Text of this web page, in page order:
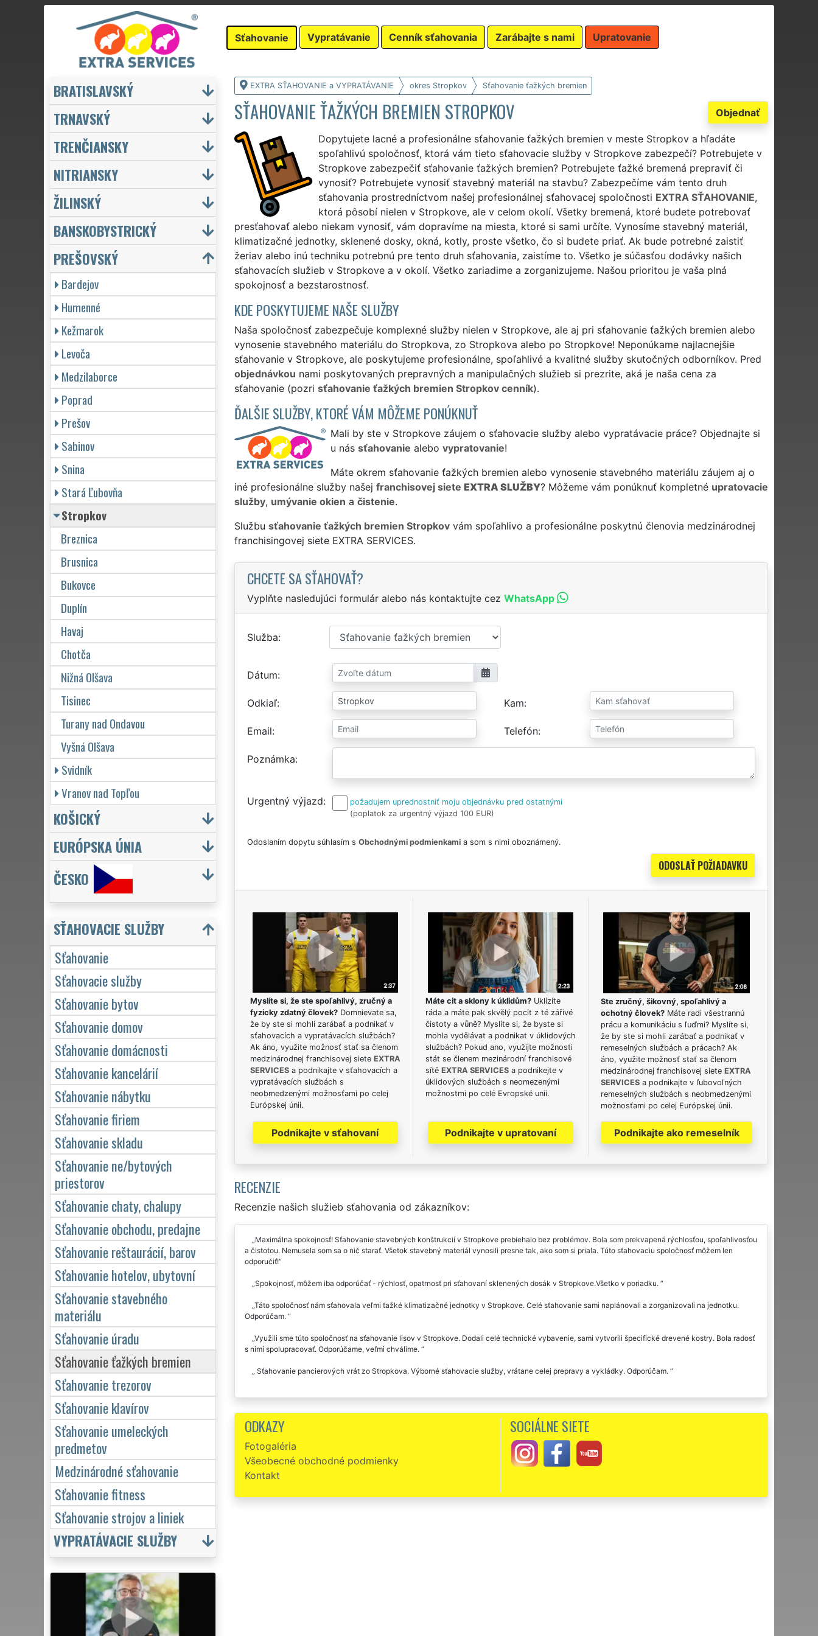
Sťahovanie Vypratávanie Cenník sťahovania Zarábajte s nami Upratovanie
EXTRA SŤAHOVANIE a VYPRATÁVANIE okres Stropkov Sťahovanie ťažkých bremien
Objednať
SŤAHOVANIE ŤAŽKÝCH BREMIEN STROPKOV
Dopytujete lacné a profesionálne sťahovanie ťažkých bremien v meste Stropkov a hľadáte
spoľahlivú spoločnosť, ktorá vám tieto sťahovacie služby v Stropkove zabezpečí? Potrebujete v
Stropkove zabezpečiť sťahovanie ťažkých bremien? Potrebujete ťažké bremená prepraviť či
vynosiť? Potrebujete vynosiť stavebný materiál na stavbu? Zabezpečíme vám tento druh
sťahovania prostredníctvom našej profesionálnej sťahovacej spoločnosti EXTRA SŤAHOVANIE,
ktorá pôsobí nielen v Stropkove, ale v celom okolí. Všetky bremená, ktoré budete potrebovať
presťahovať alebo niekam vynosiť, vám dopravíme na miesta, ktoré si sami určíte. Vynosíme stavebný materiál,
klimatizačné jednotky, sklenené dosky, okná, kotly, proste všetko, čo si budete priať. Ak bude potrebné zaistiť
žeriav alebo inú techniku potrebnú pre tento druh sťahovania, zaistíme to. Všetko je súčasťou dodávky našich
sťahovacích služieb v Stropkove a v okolí. Všetko zariadime a zorganizujeme. Našou prioritou je vaša plná
spokojnosť a bezstarostnosť.
KDE POSKYTUJEME NAŠE SLUŽBY
Naša spoločnosť zabezpečuje komplexné služby nielen v Stropkove, ale aj pri sťahovanie ťažkých bremien alebo
vynosenie stavebného materiálu do Stropkova, zo Stropkova alebo po Stropkove! Neponúkame najlacnejšie
sťahovanie v Stropkove, ale poskytujeme profesionálne, spoľahlivé a kvalitné služby skutočných odborníkov. Pred
objednávkou nami poskytovaných prepravných a manipulačných služieb si prezrite, aká je naša cena za
sťahovanie (pozri sťahovanie ťažkých bremien Stropkov cenník).
ĎALŠIE SLUŽBY, KTORÉ VÁM MÔŽEME PONÚKNUŤ
Mali by ste v Stropkove záujem o sťahovacie služby alebo vypratávacie práce? Objednajte si
u nás sťahovanie alebo vypratovanie!
Máte okrem sťahovanie ťažkých bremien alebo vynosenie stavebného materiálu záujem aj o
iné profesionálne služby našej franchisovej siete EXTRA SLUŽBY? Môžeme vám ponúknuť kompletné upratovacie
služby, umývanie okien a čistenie.
Službu sťahovanie ťažkých bremien Stropkovvám spoľahlivo a profesionálne poskytnú členovia medzinárodnej
franchisingovej siete EXTRA SERVICES.
CHCETE SA SŤAHOVAŤ?
Vyplňte nasledujúci formulár alebo nás kontaktujte cez WhatsApp
Služba
Dátum
Odkiaľ Kam
Email Telefón
Poznámka
Urgentný výjazd
požadujem uprednostniť moju objednávku pred ostatnými
(poplatok za urgentný výjazd 100 EUR)
Odoslaním dopytu súhlasím s Obchodnými podmienkamia som s nimi oboznámený.
Myslíte si, že ste spoľahlivý, zručný a
fyzicky zdatný človek?Domnievate sa,
že by ste si mohli zarábať a podnikať v
sťahovacích a vypratávacích službách?
Ak áno, využite možnosť stať sa členom
medzinárodnej franchisovej siete EXTRA
SERVICESa podnikajte v sťahovacích a
vypratávacích službách s
neobmedzenými možnosťami po celej
Európskej únii.
Podnikajte v sťahovaní
Máte cit a sklony k úklidům?Uklízíte
ráda a máte pak skvělý pocit z té zářivé
čistoty a vůně? Myslíte si, že byste si
mohla vydělávat a podnikat v úklidových
službách? Pokud ano, využijte možnosti
stát se členem mezinárodní franchisové
sítě EXTRA SERVICESa podnikejte v
úklidových službách s neomezenými
možnostmi po celé Evropské unii.
Podnikajte v upratovaní
Ste zručný, šikovný, spoľahlivý a
ochotný človek? Máte radi všestrannú
prácu a komunikáciu s ľuďmi? Myslíte si,
že by ste si mohli zarábať a podnikať v
remeselných službách a prácach? Ak
áno, využite možnosť stať sa členom
medzinárodnej franchisovej siete EXTRA
SERVICES a podnikajte v ľubovoľných
remeselných službách s neobmedzenými
možnosťami po celej Európskej únii.
Podnikajte ako remeselník
RECENZIE
Recenzie našich služieb sťahovania od zákazníkov:
Maximálna spokojnosť! Sťahovanie stavebných konštrukcií v Stropkove prebiehalo bez problémov. Bola som prekvapená rýchlosťou, spoľahlivosťou
a čistotou. Nemusela som sa o nič starať. Všetok stavebný materiál vynosili presne tak, ako som si priala. Túto sťahovaciu spoločnosť môžem len
odporučiť!
Spokojnosť, môžem iba odporúčať - rýchlosť, opatrnosť pri sťahovaní sklenených dosák v Stropkove.Všetko v poriadku.
Táto spoločnosť nám sťahovala veľmi ťažké klimatizačné jednotky v Stropkove. Celé sťahovanie sami naplánovali a zorganizovali na jednotku.
Odporúčam.
Využili sme túto spoločnosť na sťahovanie lisov v Stropkove. Dodali celé technické vybavenie, sami vytvorili špecifické drevené kostry. Bola radosť
s nimi spolupracovať. Odporúčame, veľmi chválime.
Sťahovanie pancierových vrát zo Stropkova. Výborné sťahovacie služby, vrátane celej prepravy a vykládky. Odporúčam.
ODKAZY
Fotogaléria
Všeobecné obchodné podmienky
Kontakt
SOCIÁLNE SIETE
BRATISLAVSKÝ
TRNAVSKÝ
TRENČIANSKY
NITRIANSKY
ŽILINSKÝ
BANSKOBYSTRICKÝ
PREŠOVSKÝ
Bardejov
Humenné
Kežmarok
Levoča
Medzilaborce
Poprad
Prešov
Sabinov
Snina
Stará Ľubovňa
Stropkov
Breznica
Brusnica
Bukovce
Duplín
Havaj
Chotča
Nižná Olšava
Tisinec
Turany nad Ondavou
Vyšná Olšava
Svidník
Vranov nad Topľou
KOŠICKÝ
EURÓPSKA ÚNIA
ČESKO
SŤAHOVACIE SLUŽBY
Sťahovanie
Sťahovacie služby
Sťahovanie bytov
Sťahovanie domov
Sťahovanie domácnosti
Sťahovanie kancelárií
Sťahovanie nábytku
Sťahovanie firiem
Sťahovanie skladu
Sťahovanie ne/bytových
priestorov
Sťahovanie chaty, chalupy
Sťahovanie obchodu, predajne
Sťahovanie reštaurácií, barov
Sťahovanie hotelov, ubytovní
Sťahovanie stavebného
materiálu
Sťahovanie úradu
Sťahovanie ťažkých bremien
Sťahovanie trezorov
Sťahovanie klavírov
Sťahovanie umeleckých
predmetov
Medzinárodné sťahovanie
Sťahovanie fitness
Sťahovanie strojov a liniek
VYPRATÁVACIE SLUŽBY